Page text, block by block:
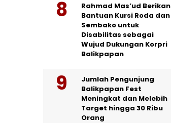
Rahmad Mas’ud Berikan
Bantuan Kursi Roda dan
Sembako untuk
Disabilitas sebagai
Wujud Dukungan Korpri
Balikpapan
Jumlah Pengunjung
Balikpapan Fest
Meningkat dan Melebih
Target hingga 30 Ribu
Orang